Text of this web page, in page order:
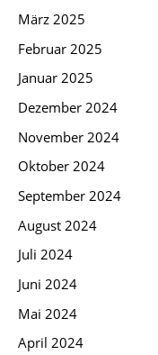
März 2025
Februar 2025
Januar 2025
Dezember 2024
November 2024
Oktober 2024
September 2024
August 2024
Juli 2024
Juni 2024
Mai 2024
April 2024